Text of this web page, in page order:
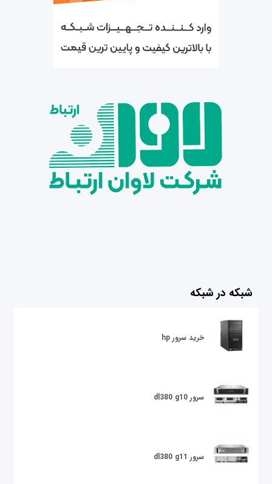
شبکه در شبکه
خرید سرور hp
سرور dl380 g10
سرور dl380 g11